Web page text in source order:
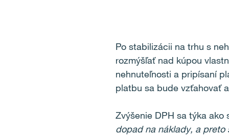
Po stabilizácii na trhu s
rozmýšľať nad kúpou
nehnuteľnosti a pripísaní
platbu sa bude vzťahovať
Zvýšenie DPH sa týka ako
dopad na náklady, a